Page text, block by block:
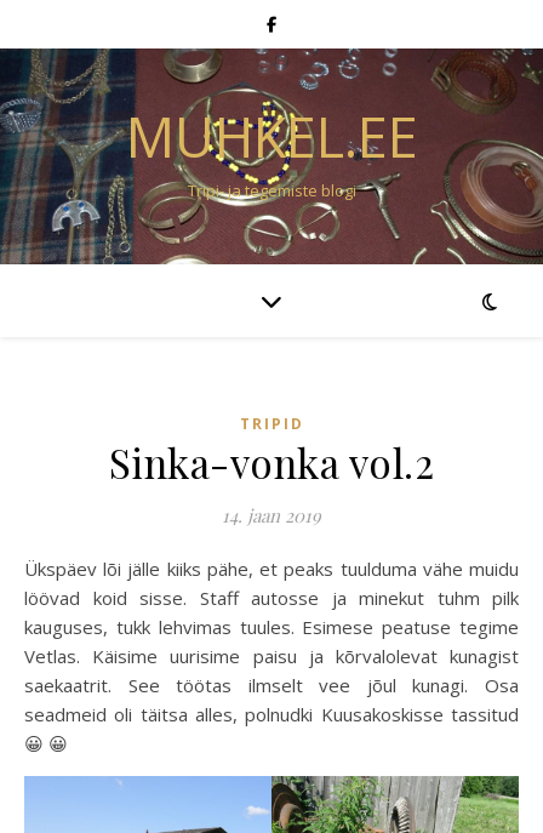
MUHKEL.EE
Tripi- ja tegemiste blogi
TRIPID
Sinka-vonka vol.2
14. jaan 2019
Ükspäev lõi jälle kiiks pähe, et peaks tuulduma vähe muidu
löövad koid sisse. Staff autosse ja minekut tuhm pilk
kauguses, tukk lehvimas tuules. Esimese peatuse tegime
Vetlas. Käisime uurisime paisu ja kõrvalolevat kunagist
saekaatrit. See töötas ilmselt vee jõul kunagi. Osa
seadmeid oli täitsa alles, polnudki Kuusakoskisse tassitud
😀 😀